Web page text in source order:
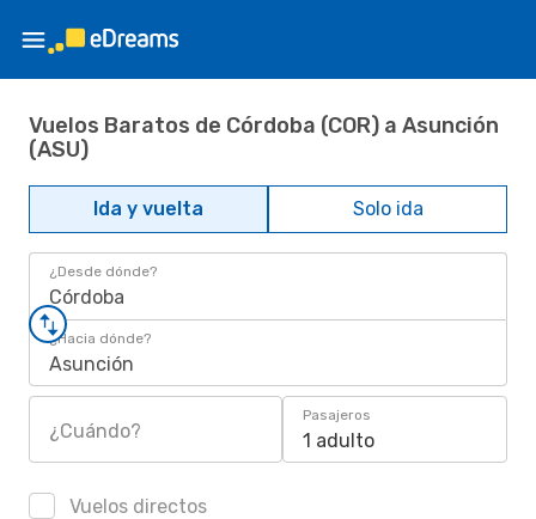
Vuelos Baratos de Córdoba (COR) a Asunción
(ASU)
Ida y vuelta Solo ida
¿Desde dónde?
Córdoba
¿Hacia dónde?
Asunción
¿Cuándo?
Pasajeros
1 adulto
Vuelos directos